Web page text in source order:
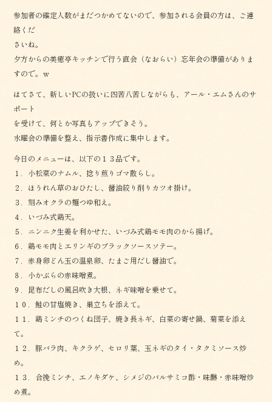
参加者の確定人数がまだつかめてないので、参加される会員の方は、ご連
絡くだ
さいね。
夕方からの美癒亭キッチンで行う直会（なおらい）忘年会の準備がありま
すので。ｗ
はてさて、新しいPCの扱いに四苦八苦しながらも、アール・エムさんのサ
ポート
を受けて、何とか写真もアップできそう。
水曜会の準備を整え、指示書作成に集中します。
今日のメニューは、以下の１３品です。
１．小松菜のナムル、捻り煎りゴマ散らし。
２．ほうれん草のおひたし、醤油絞り削りカツオ掛け。
３．刻みオクラの麺つゆ和え。
４．いづみ式鶏天。
５．ニンニク生姜を利かせた、いづみ式鶏モモ肉のから揚げ。
６．鶏モモ肉とエリンギのブラックソースソテー。
７．赤身卵どん玉の温泉卵、たまご用だし醤油で。
８．小かぶらの赤味噌煮。
９．昆布だしの風呂吹き大根、ネギ味噌を乗せて。
１０．鮭の甘塩焼き、巣立ちを添えて。
１１．鶏ミンチのつくね団子、焼き長ネギ、白菜の寄せ鍋、菊菜を添え
て。
１２．豚バラ肉、キクラゲ、セロリ葉、玉ネギのタイ・タクミソース炒
め。
１３．合挽ミンチ、エノキダケ、シメジのバルサミコ酢・味醂・赤味噌炒
め煮。